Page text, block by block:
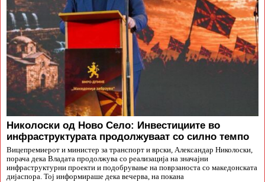
Николоски од Ново Село: Инвестициите во
инфраструктурата продолжуваат со силно темпо
Вицепремиерот и министер за транспорт и врски, Александар Николоски,
порача дека Владата продолжува со реализација на значајни
инфраструктурни проекти и подобрување на поврзаноста со македонската
дијаспора. Тој информираше дека вечерва, на покана